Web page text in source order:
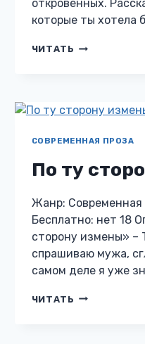
откровенных.
которые ты хотела
ЧИТАТЬ ОПАСНЫЕ
СОВРЕМЕННАЯ ПРОЗА
По ту
Жанр: Современная
Бесплатно: нет 18
сторону измены» –
спрашиваю мужа,
самом деле я уже
ЧИТАТЬ ПО